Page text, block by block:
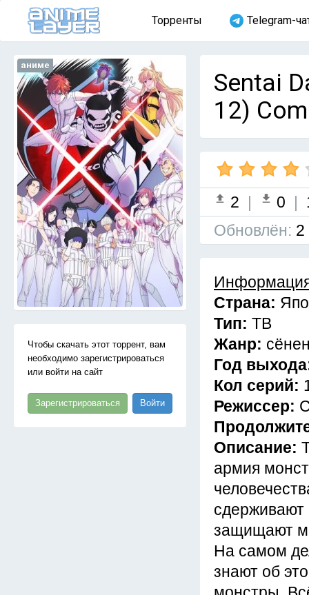
Торренты Telegram-
аниме
Чтобы скачать этот торрент, вам
необходимо зарегистрироваться
или войти на сайт
Зарегистрироваться Войти
Sentai
12)
2 | 0 |
Обновлён: 2
Страна:
Тип: ТВ
Жанр:
Год
Кол серий:
Режиссер:
Описание:
армия
сдерживают
защищают
На самом
знают об